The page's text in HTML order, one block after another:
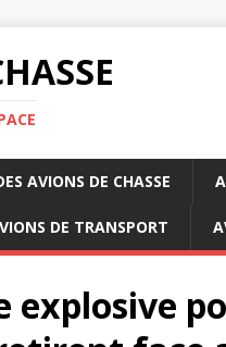
AVIONS DE CHASSE
DE TRANSPORT
explosive